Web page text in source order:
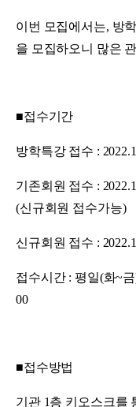
이번 모집에서는, 방
을 모집하오니 많은
■접수기간
방학특강 접수 :
기존회원 접수 :
(신규회원 접수가능)
신규회원 접수 :
접수시간 : 평일(화~금
00
■접수방법
기관 1층 키오스크를